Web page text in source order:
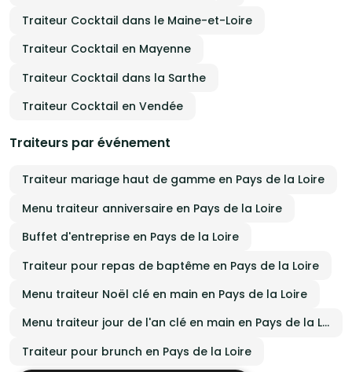
événement un moment aussi délicieux qu’inoubliable.
Traiteur Cocktail dans le Maine-et-Loire
Traiteur Cocktail en Mayenne
Traiteur Cocktail dans la Sarthe
Traiteur Cocktail en Vendée
Traiteurs par événement
Traiteur mariage haut de gamme en Pays de la Loire
Menu traiteur anniversaire en Pays de la Loire
Buffet d'entreprise en Pays de la Loire
Traiteur pour repas de baptême en Pays de la Loire
Menu traiteur Noël clé en main en Pays de la Loire
Menu traiteur jour de l'an clé en main en Pays de la Loire
Traiteur pour brunch en Pays de la Loire